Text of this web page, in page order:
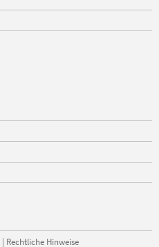
| Rechtliche Hinweise